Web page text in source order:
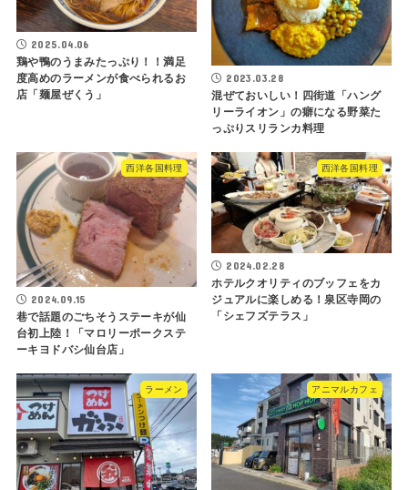
2025.04.06
鶏や鴨のうまみたっぷり！！満足
度高めのラーメンが食べられるお
店「麺屋ぜくう」
2023.03.28
混ぜておいしい！四街道「ハング
リーライオン」の癖になる野菜た
っぷりスリランカ料理
西洋各国料理
2024.09.15
巷で話題のごちそうステーキが仙
台初上陸！「マロリーポークステ
ーキヨドバシ仙台店」
西洋各国料理
2024.02.28
ホテルクオリティのブッフェをカ
ジュアルに楽しめる！泉区寺岡の
「シェフズテラス」
ラーメン アニマルカフェ